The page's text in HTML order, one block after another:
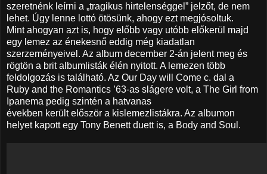
szeretnénk leírni a „tragikus hirtelenséggel” jelzőt, de nem
lehet. Úgy lenne lottó ötösünk, ahogy ezt megjósoltuk.
Mint ahogyan azt is, hogy előbb vagy utóbb előkerül majd
egy lemez az énekesnő eddig még kiadatlan
szerzeményeivel. Az album december 2-án jelent meg és
rögtön a brit albumlisták élén nyitott. A lemezen több
feldolgozás is található. Az Our Day will Come c. dal a
Ruby and the Romantics ’63-as slágere volt, a The Girl from
Ipanema pedig szintén a hatvanas
években került először a kislemezlistákra. Az albumon
helyet kapott egy Tony Benett duett is, a Body and Soul.